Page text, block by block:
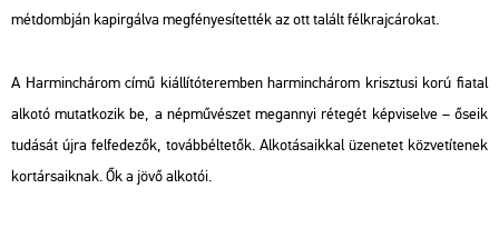
mét­domb­ján ka­pir­gál­va meg­fé­nye­sí­tet­ték az ott ta­lált fél­kraj­cá­ro­kat.
A Har­minc­há­rom című ki­ál­lí­tó­te­rem­ben har­minc­há­rom krisz­tu­si korú fi­a­tal
al­ko­tó mu­tat­ko­zik be, a nép­mű­vé­szet meg­annyi ré­te­gét kép­vi­sel­ve – őseik
tu­dá­sát újra fel­fe­de­zők, to­vább­él­te­tők. Al­ko­tá­sa­ik­kal üze­ne­tet köz­ve­tí­te­nek
kor­tár­sa­ik­nak. Ők a jövő al­ko­tói.